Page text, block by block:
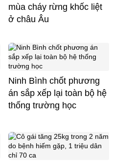
mùa cháy rừng khốc liệt
ở châu Âu
Ninh Bình chốt phương
án sắp xếp lại toàn bộ hệ
thống trường học